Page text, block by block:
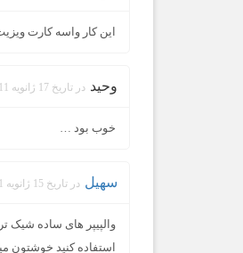
این کار واسه کارت
وحید در تاریخ 17 ژانویه 2011 گفته :
خوب بود …
سهیل در تاریخ 15 ژانویه 2011 گفته :
والپیپر های ساده شیک
استفاده کنید خوشتون